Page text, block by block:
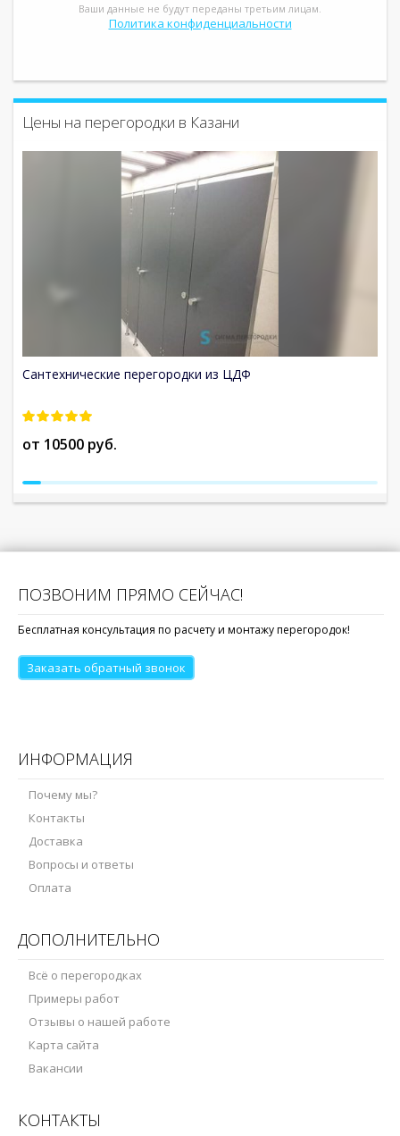
Ваши данные не будут переданы третьим лицам.
Политика конфиденциальности
Цены на перегородки в Казани
Сантехнические перегородки из ЦДФ
от 10500 руб.
ПОЗВОНИМ ПРЯМО СЕЙЧАС!
Бесплатная консультация по расчету и монтажу перегородок!
Заказать обратный звонок
ИНФОРМАЦИЯ
Почему мы?
Контакты
Доставка
Вопросы и ответы
Оплата
ДОПОЛНИТЕЛЬНО
Всё о перегородках
Примеры работ
Отзывы о нашей работе
Карта сайта
Вакансии
КОНТАКТЫ